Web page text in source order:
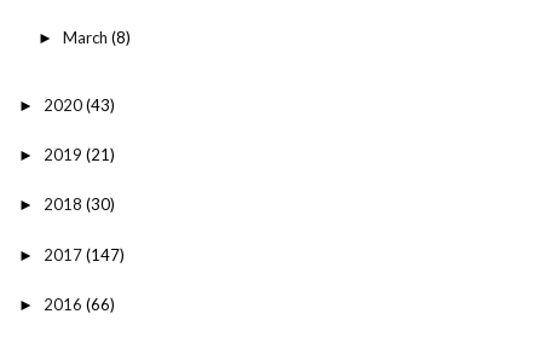
► March (8)
► 2020(43)
► 2019 (21)
► 2018 (30)
► 2017(147)
► 2016 (66)